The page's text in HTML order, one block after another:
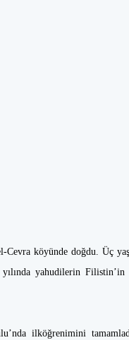
Cevra köyünde doğdu. Üç
yahudilerin
ilköğrenimini